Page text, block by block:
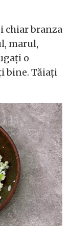
chiar branza
marul,
o
bine. Tăiați